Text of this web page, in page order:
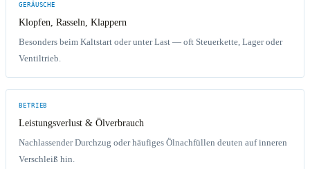
GERÄUSCHE
Klopfen, Rasseln, Klappern
Besonders beim Kaltstart oder unter Last — oft Steuerkette, Lager oder
Ventiltrieb.
BETRIEB
Leistungsverlust & Ölverbrauch
Nachlassender Durchzug oder häufiges Ölnachfüllen deuten auf inneren
Verschleiß hin.